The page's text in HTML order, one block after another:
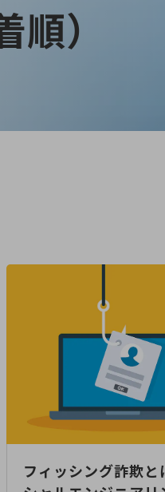
）
フィッシング詐欺と